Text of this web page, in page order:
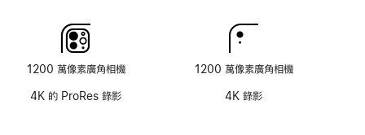
1200 萬像素廣角相機
4K 的 ProRes 錄影
1200 萬像素廣角相機
4K 錄影